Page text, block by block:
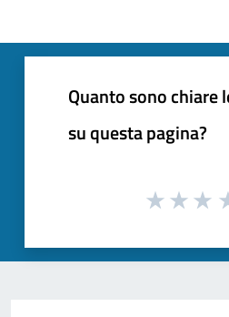
Quanto sono chiare
su questa pagina?